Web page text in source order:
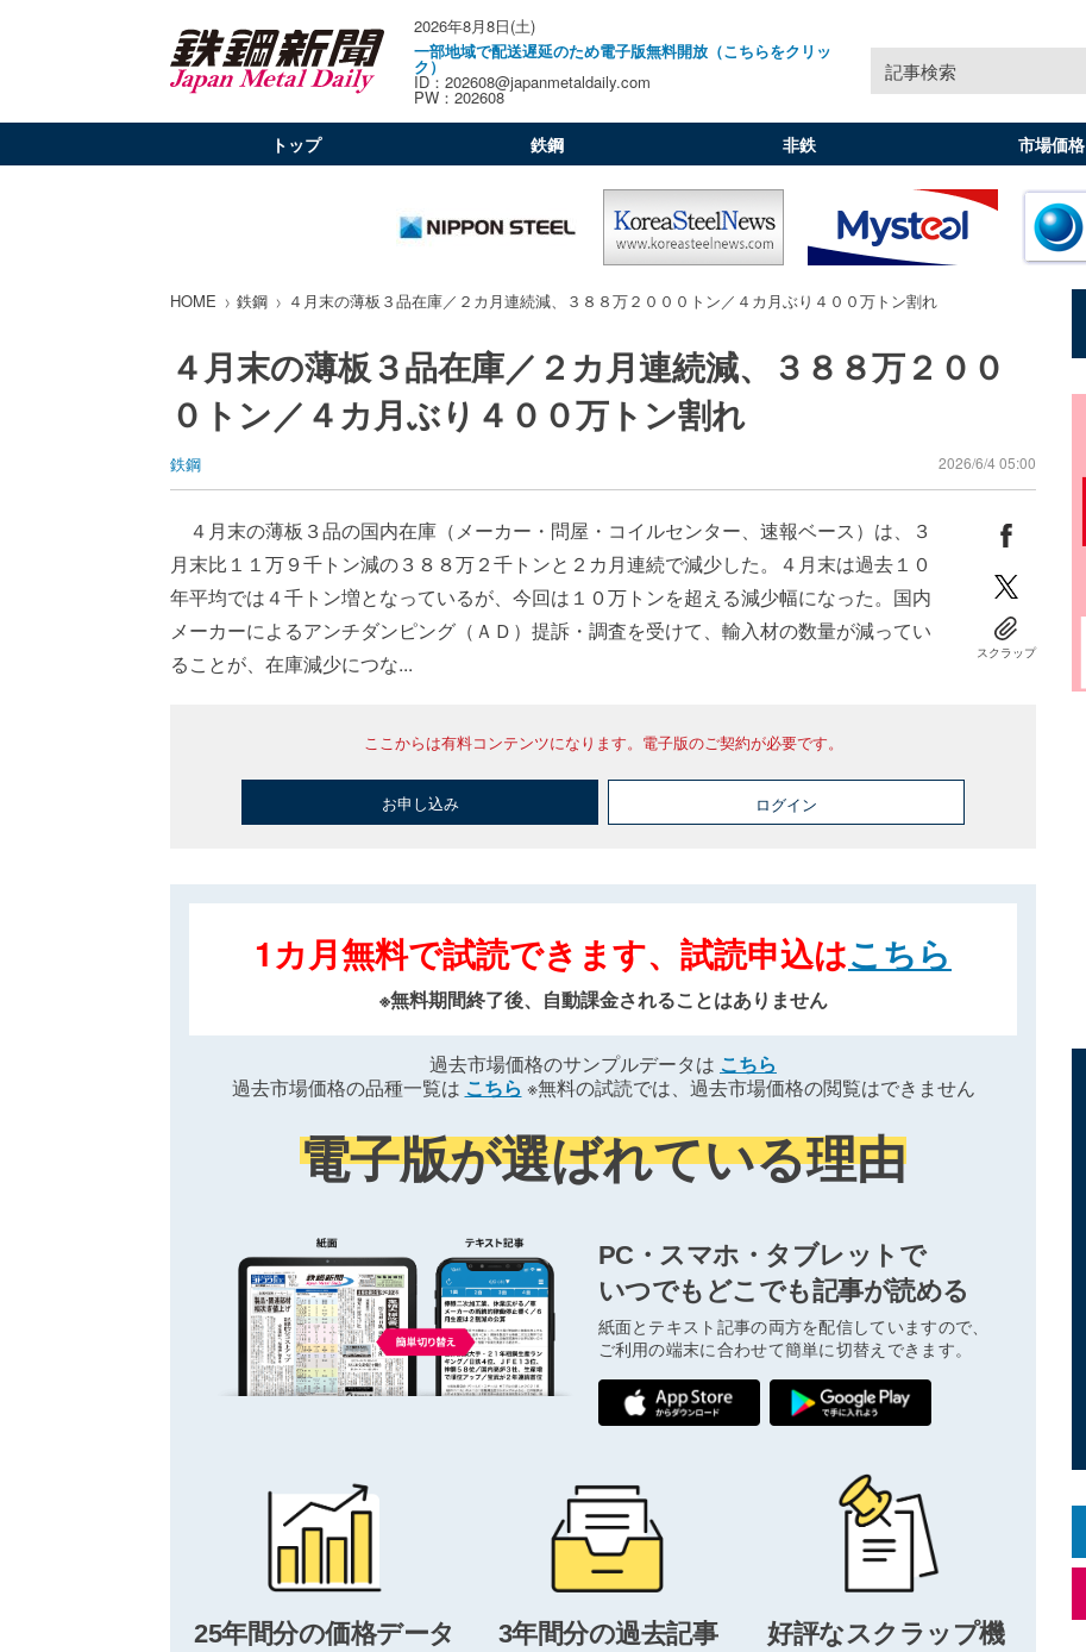
2026年8月8日(土)
一部地域で配送遅延のため電子版無料開放（こちらをクリッ
ク）
ID：202608@japanmetaldaily.com
PW：202608
記事検索
トップ 鉄鋼 非鉄 市場価格
HOME 鉄鋼 ４月末の薄板３品在庫／２カ月連続減、３８８万２０００トン／４カ月ぶり４００万トン割れ
４月末の薄板３品在庫／２カ月連続減、３８８万２００
０トン／４カ月ぶり４００万トン割れ
鉄鋼 2026/6/4 05:00
４月末の薄板３品の国内在庫（メーカー・問屋・コイルセンター、速報ベース）は、３
月末比１１万９千トン減の３８８万２千トンと２カ月連続で減少した。４月末は過去１０
年平均では４千トン増となっているが、今回は１０万トンを超える減少幅になった。国内
メーカーによるアンチダンピング（ＡＤ）提訴・調査を受けて、輸入材の数量が減ってい
ることが、在庫減少につな...
スクラップ
ここからは有料コンテンツになります。電子版のご契約が必要です。
お申し込み ログイン
1カ月無料で試読できます、試読申込はこちら
※無料期間終了後、自動課金されることはありません
過去市場価格のサンプルデータは こちら
過去市場価格の品種一覧は こちら ※無料の試読では、過去市場価格の閲覧はできません
電子版が選ばれている理由
PC・スマホ・タブレットで
いつでもどこでも記事が読める
紙面とテキスト記事の両方を配信していますので、
ご利用の端末に合わせて簡単に切替えできます。
25年間分の価格データ 3年間分の過去記事
好評なスクラップ機